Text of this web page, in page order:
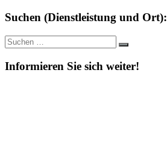
Suchen (Dienstleistung und Ort):
Suche
nach:
Suchen
Informieren Sie sich weiter!